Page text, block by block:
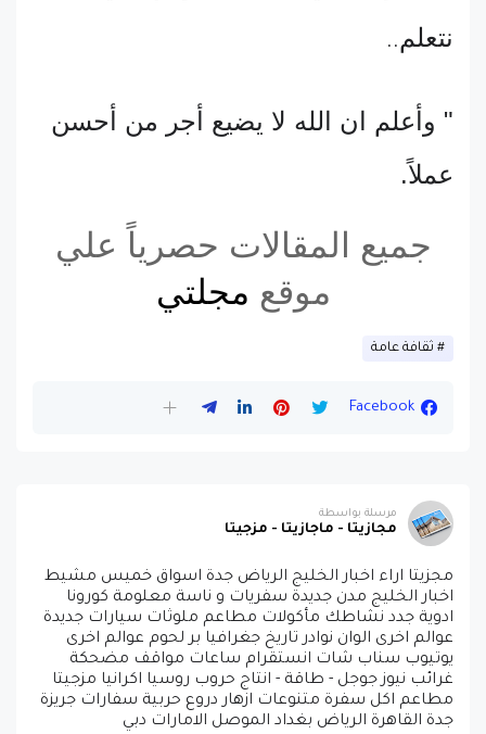
نتعلم..
" وأعلم ان الله لا يضيع أجر من أحسن
عملاً.
جميع المقالات حصرياً علي
موقع مجلتي
ثقافة عامة
Facebook
مرسلة بواسطة
مجازيتا - ماجازيتا - مزجيتا
مجزيتا اراء اخبار الخليج الرياض جدة اسواق خميس مشيط
اخبار الخليج مدن جديدة سفريات و ناسة معلومة كورونا
ادوية جدد نشاطك مأكولات مطاعم ملوثات سيارات جديدة
عوالم اخرى الوان نوادر تاريخ جغرافيا بر لحوم عوالم اخرى
يوتيوب سناب شات انستقرام ساعات مواقف مضحكة
غرائب نيوز جوجل - طاقة - انتاج حروب روسيا اكرانيا مزجيتا
مطاعم اكل سفرة متنوعات ازهار دروع حربية سفارات جريزة
جدة القاهرة الرياض بغداد الموصل الامارات دبي